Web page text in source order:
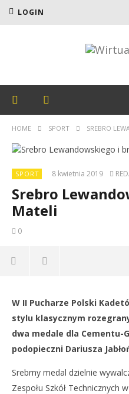
LOGIN
HOME SPORT SREBRO
SPORT 8 kwietnia 2019
Srebro
Mateli
0
kwietnia
2019
REDAKCJA
W II Pucharze Polski
stylu klasycznym
dwa medale dla Cementu-
podopieczni Dariusza
Srebrny medal dzielnie
Zespołu Szkół Technicznych